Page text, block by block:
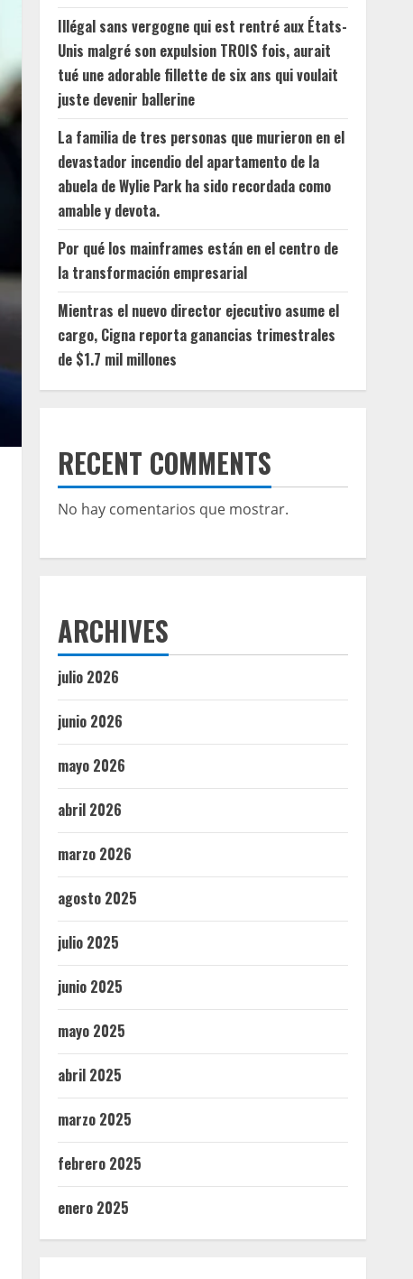
Illégal sans vergogne qui est rentré aux États-
Unis malgré son expulsion TROIS fois, aurait
tué une adorable fillette de six ans qui voulait
juste devenir ballerine
La familia de tres personas que murieron en el
devastador incendio del apartamento de la
abuela de Wylie Park ha sido recordada como
amable y devota.
Por qué los mainframes están en el centro de
la transformación empresarial
Mientras el nuevo director ejecutivo asume el
cargo, Cigna reporta ganancias trimestrales
de $1.7 mil millones
RECENT COMMENTS
No hay comentarios que mostrar.
ARCHIVES
julio 2026
junio 2026
mayo 2026
abril 2026
marzo 2026
agosto 2025
julio 2025
junio 2025
mayo 2025
abril 2025
marzo 2025
febrero 2025
enero 2025